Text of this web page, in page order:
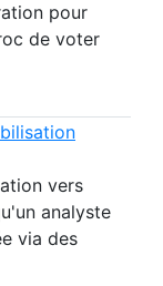
pour
de voter
vers
analyste
via des